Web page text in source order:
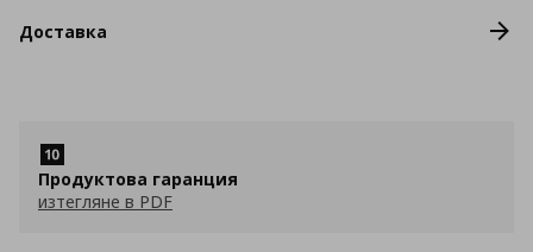
Доставка
Продуктова гаранция
изтегляне в PDF